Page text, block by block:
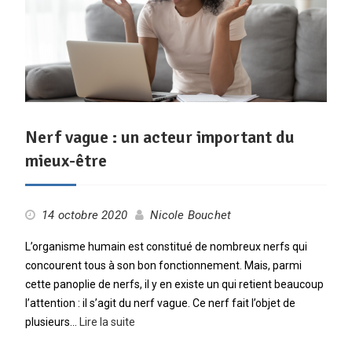
Nerf vague : un acteur important du
mieux-être
14 octobre 2020 Nicole Bouchet
L’organisme humain est constitué de nombreux nerfs qui
concourent tous à son bon fonctionnement. Mais, parmi
cette panoplie de nerfs, il y en existe un qui retient beaucoup
l’attention : il s’agit du nerf vague. Ce nerf fait l’objet de
plusieurs… Lire la suite